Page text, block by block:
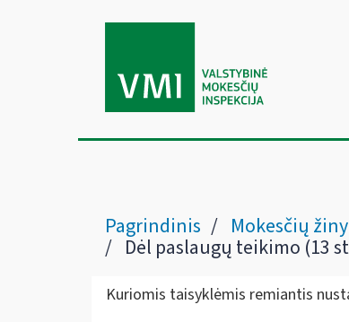
Pagrindinis Mokesčių
Dėl paslaugų teikimo (13
Kuriomis taisyklėmis remiantis